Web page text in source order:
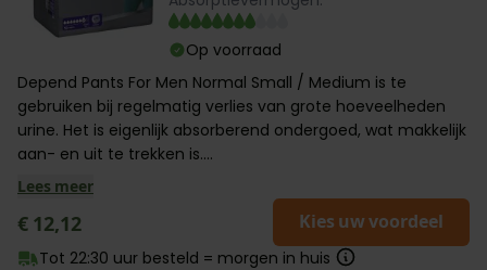
Op voorraad
Depend Pants For Men Normal Small / Medium is te
gebruiken bij regelmatig verlies van grote hoeveelheden
urine. Het is eigenlijk absorberend ondergoed, wat makkelijk
aan- en uit te trekken is....
Lees meer
€ 12,12 Kies uw voordeel
Tot 22:30 uur besteld = morgen in huis